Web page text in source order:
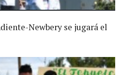
Newbery se jugará el